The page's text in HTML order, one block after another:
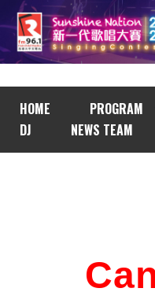
HOME PROGRAM
DJ
NEWS TEAM